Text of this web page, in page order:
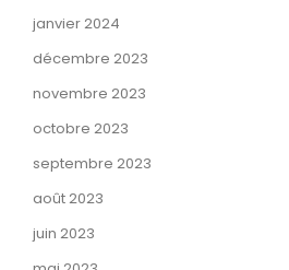
janvier 2024
décembre 2023
novembre 2023
octobre 2023
septembre 2023
août 2023
juin 2023